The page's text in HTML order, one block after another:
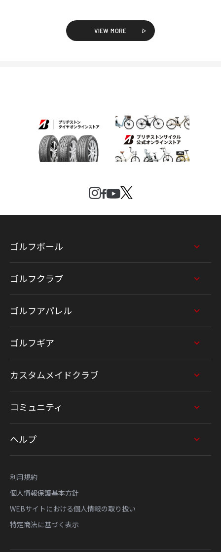
VIEW MORE
ゴルフボール
ゴルフクラブ
ゴルフアパレル
ゴルフギア
カスタムメイドクラブ
コミュニティ
ヘルプ
利用規約
個人情報保護基本方針
WEBサイトにおける個人情報の取り扱い
特定商法に基づく表示